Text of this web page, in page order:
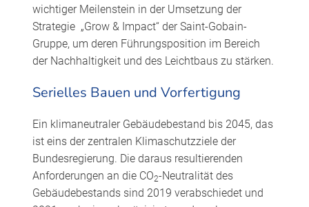
wichtiger Meilenstein in der Umsetzung der
Strategie „Grow & Impact“ der Saint-Gobain-
Gruppe, um deren Führungsposition im Bereich
der Nachhaltigkeit und des Leichtbaus zu stärken.
Serielles Bauen und Vorfertigung
Ein klimaneutraler Gebäudebestand bis 2045, das
ist eins der zentralen Klimaschutzziele der
Bundesregierung. Die daraus resultierenden
Anforderungen an die CO2-Neutralität des
Gebäudebestands sind 2019 verabschiedet und